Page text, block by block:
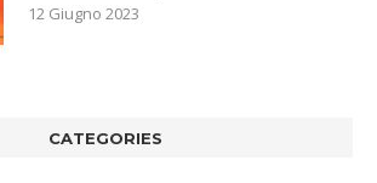
12 Giugno 2023
CATEGORIES